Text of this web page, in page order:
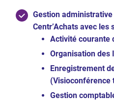
Gestion
Centr’Achats avec
Activité courante
Organisation des
Enregistrement
(Visioconférence
Gestion